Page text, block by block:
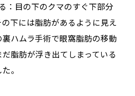
：目の下のクマのすぐ下部分
下には脂肪があるように見え
ハムラ手術で眼窩脂肪の移動
脂肪が浮き出てしまっている
。